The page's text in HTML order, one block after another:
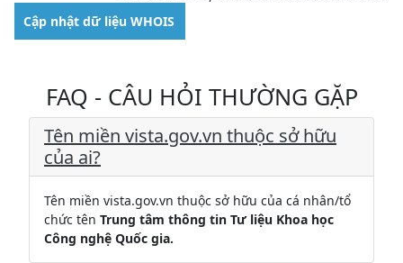
Cập nhật dữ liệu WHOIS
FAQ - CÂU HỎI THƯỜNG GẶP
Tên miền vista.gov.vn thuộc sở hữu
của ai?
Tên miền vista.gov.vn thuộc sở hữu của cá nhân/tổ
chức tên Trung tâm thông tin Tư liệu Khoa học
Công nghệ Quốc gia.